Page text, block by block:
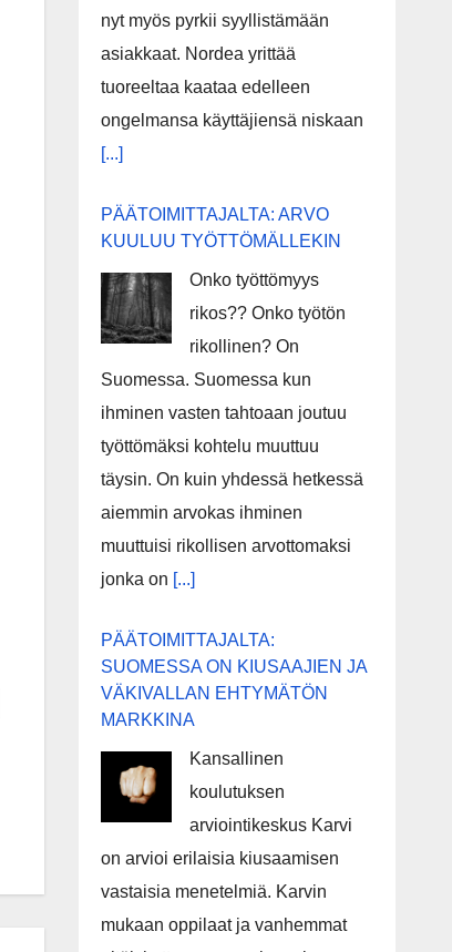
nyt myös pyrkii syyllistämään
asiakkaat. Nordea yrittää
tuoreeltaa kaataa edelleen
ongelmansa käyttäjiensä niskaan
[...]
PÄÄTOIMITTAJALTA: ARVO
KUULUU TYÖTTÖMÄLLEKIN
Onko työttömyys
rikos?? Onko työtön
rikollinen? On
Suomessa. Suomessa kun
ihminen vasten tahtoaan joutuu
työttömäksi kohtelu muuttuu
täysin. On kuin yhdessä hetkessä
aiemmin arvokas ihminen
muuttuisi rikollisen arvottomaksi
jonka on [...]
PÄÄTOIMITTAJALTA:
SUOMESSA ON KIUSAAJIEN JA
VÄKIVALLAN EHTYMÄTÖN
MARKKINA
Kansallinen
koulutuksen
arviointikeskus Karvi
on arvioi erilaisia kiusaamisen
vastaisia menetelmiä. Karvin
mukaan oppilaat ja vanhemmat